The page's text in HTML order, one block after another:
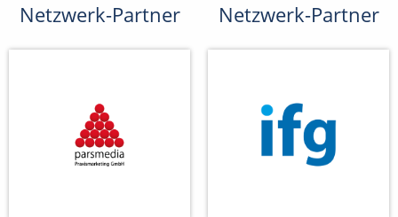
Netzwerk-Partner Netzwerk-Partner